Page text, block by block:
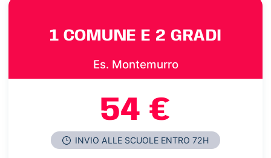
1 COMUNE E 2 GRADI
Es. Montemurro
54 €
INVIO ALLE SCUOLE ENTRO 72H